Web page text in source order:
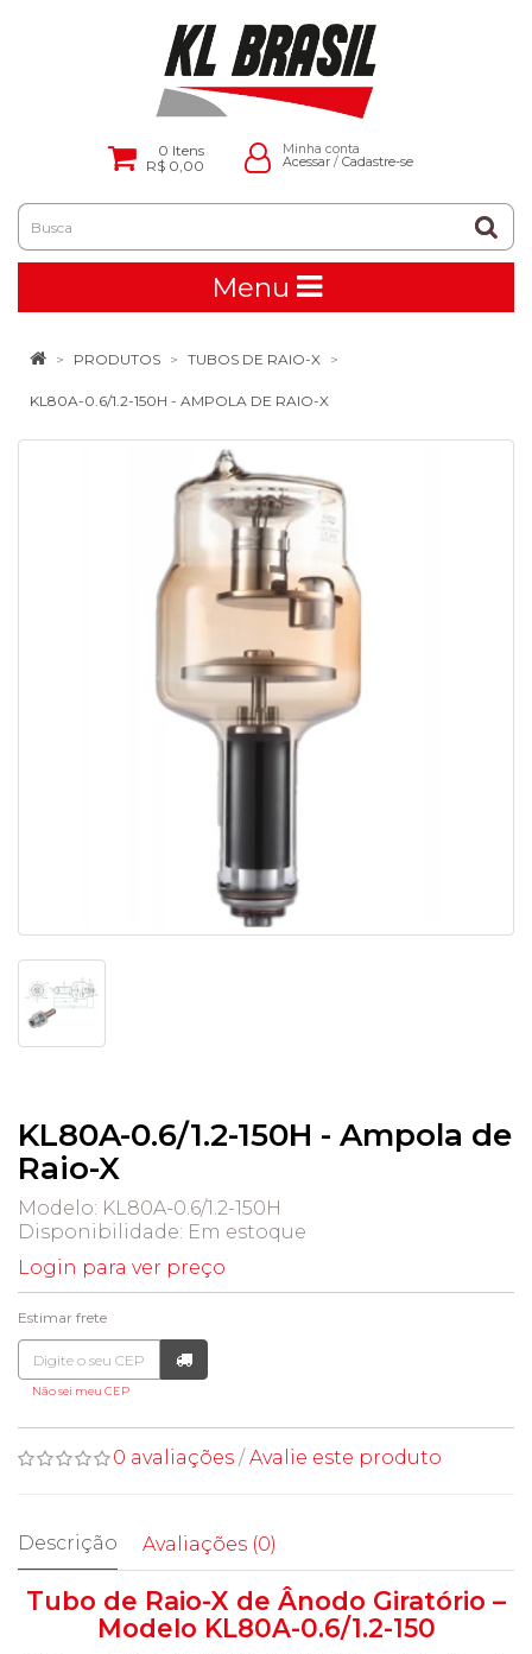
0 Itens
R$ 0,00
Minha conta
Acessar/ Cadastre-se
Menu
PRODUTOS TUBOS DE RAIO-X
KL80A-0.6/1.2-150H - AMPOLA DE RAIO-X
KL80A-0.6/1.2-150H - Ampola de
Raio-X
Modelo: KL80A-0.6/1.2-150H
Disponibilidade: Em estoque
Login para ver preço
Estimar frete
Não sei meu CEP
0 avaliações / Avalie este produto
Descrição Avaliações (0)
Tubo de Raio-X de Ânodo Giratório –
Modelo KL80A-0.6/1.2-150